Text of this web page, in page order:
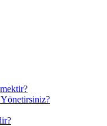
Yönetirsiniz?